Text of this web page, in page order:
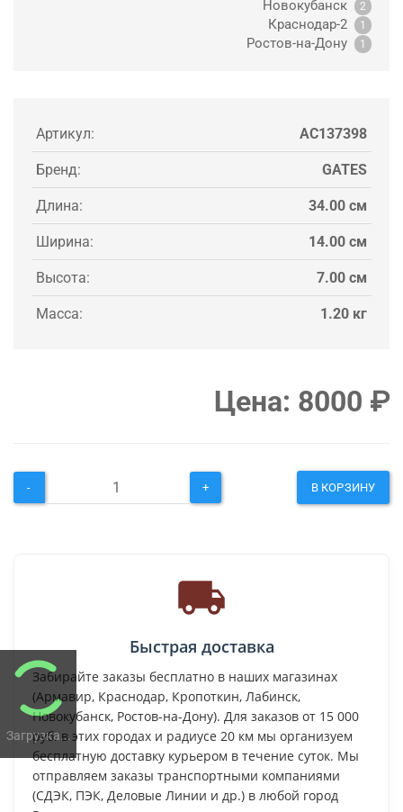
Загрузка...
Новокубанск 2
Краснодар-2 1
Ростов-на-Дону 1
Артикул: AC137398
Бренд: GATES
Длина: 34.00 см
Ширина: 14.00 см
Высота: 7.00 см
Масса: 1.20 кг
Цена: 8000 ₽
- + В КОРЗИНУ
Быстрая доставка
Забирайте заказы бесплатно в наших магазинах
(Армавир, Краснодар, Кропоткин, Лабинск,
Новокубанск, Ростов-на-Дону). Для заказов от 15 000
руб. в этих городах и радиусе 20 км мы организуем
бесплатную доставку курьером в течение суток. Мы
отправляем заказы транспортными компаниями
(СДЭК, ПЭК, Деловые Линии и др.) в любой город